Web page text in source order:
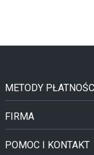
METODY
FIRMA
POMOC I KONTAKT